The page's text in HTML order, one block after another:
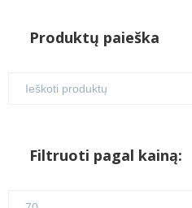
Produktų paieška
Filtruoti pagal kainą: